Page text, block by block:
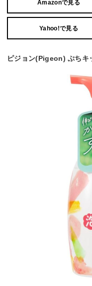
Amazonで見る
Yahoo!で見る
ピジョン(Pigeon) ぷちキ